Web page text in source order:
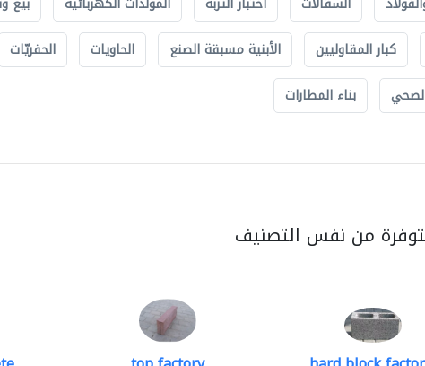
كبار المقاوليين الأبنية مسبقة الصنع الحاويات الحفريّات
بناء المطارات
من نفس التصنيف